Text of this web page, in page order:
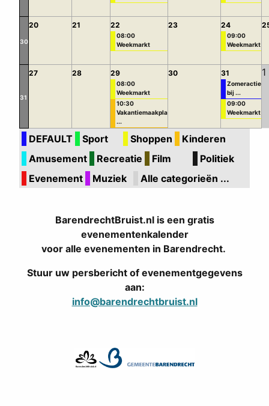
30
20 21 22
08:00
Weekmarkt
23 24
09:00
Weekmarkt
31
27 28 29
08:00
Weekmarkt
10:30
Vakantiemaakpla
...
30 31
Zomeractie
bij ...
09:00
Weekmarkt
1
DEFAULT Sport Shoppen
Kinderen
Amusement
Recreatie Film
Politiek
Evenement
Muziek Alle categorieën ...
BarendrechtBruist.nl is een gratis
evenementenkalender
voor alle evenementen in Barendrecht.
Stuur uw persbericht of evenementgegevens
aan:
info@barendrechtbruist.nl